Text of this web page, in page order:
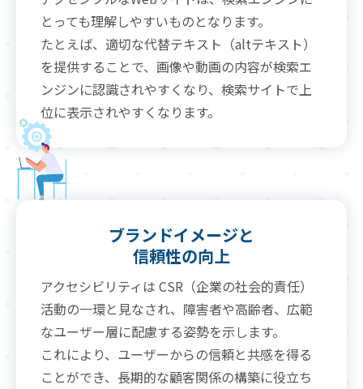
とっても理解しやすいものとなります。
たとえば、適切な代替テキスト（altテキスト）
を提供することで、画像や動画の内容が検索エ
ンジンに認識されやすくなり、検索サイトで上
位に表示されやすくなります。
ブランドイメージと
信頼性の向上
アクセシビリティは CSR（企業の社会的責任）
活動の一環と見なされ、障害者や高齢者、広範
なユーザー層に配慮する姿勢を示します。
これにより、ユーザーからの信頼と共感を得る
ことができ、長期的な顧客関係の構築に役立ち